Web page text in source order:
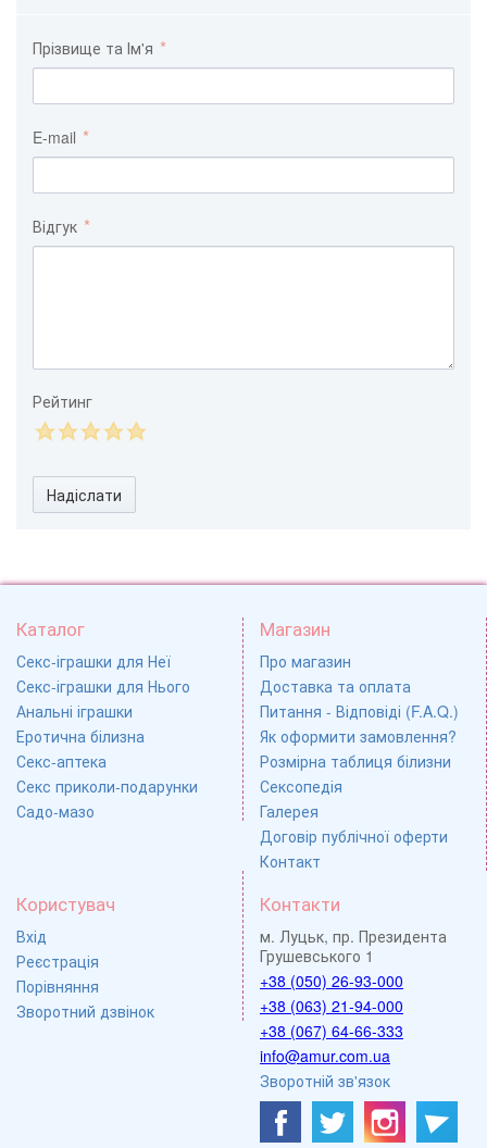
Прізвище та Ім'я
E-mail
Відгук
Рейтинг
Надіслати
Каталог
Секс-іграшки для Неї
Секс-іграшки для Нього
Анальні іграшки
Еротична білизна
Секс-аптека
Секс приколи-подарунки
Садо-мазо
Магазин
Про магазин
Доставка та оплата
Питання - Відповіді (F.A.Q.)
Як оформити замовлення?
Розмірна таблиця білизни
Сексопедія
Галерея
Договір публічної оферти
Контакт
Користувач
Вхід
Реєстрація
Порівняння
Зворотний дзвінок
Контакти
м. Луцьк, пр. Президента
Грушевського 1
+38 (050) 26-93-000
+38 (063) 21-94-000
+38 (067) 64-66-333
info@amur.com.ua
Зворотній зв'язок